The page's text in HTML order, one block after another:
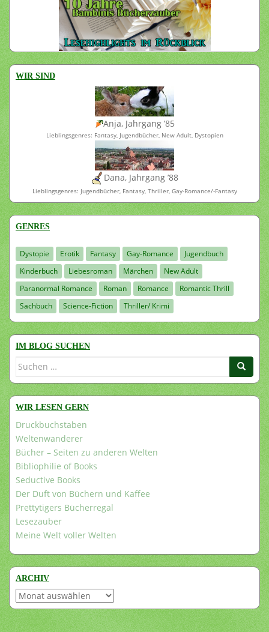
WIR SIND
Anja, Jahrgang ’85
Lieblingsgenres: Fantasy, Jugendbücher, New Adult, Dystopien
Dana, Jahrgang ’88
Lieblingsgenres: Jugendbücher, Fantasy, Thriller, Gay-Romance/-Fantasy
GENRES
Dystopie Erotik Fantasy Gay-Romance
Jugendbuch
Kinderbuch
Liebesroman Märchen
New Adult
Paranormal Romance
Roman Romance
Romantic Thrill
Sachbuch
Science-Fiction Thriller/ Krimi
IM BLOG SUCHEN
Suchen
WIR LESEN GERN
Druckbuchstaben
Weltenwanderer
Bücher – Seiten zu anderen Welten
Bibliophilie of Books
Seductive Books
Der Duft von Büchern und Kaffee
Prettytigers Bücherregal
Lesezauber
Meine Welt voller Welten
ARCHIV
Archiv